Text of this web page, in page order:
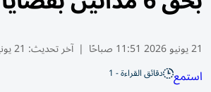
21 يونيو 2026 11:51 صباحًا | آخر تحديث: 21 يونيو 11:59 2026
استمع دقائق القراءة - 1